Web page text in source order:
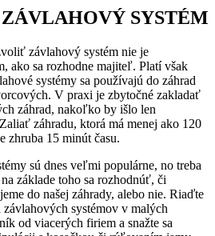
SYSTÉM
závlahový systém nie je
ako sa rozhodne majiteľ. Platí však
systémy sa používajú do záhrad
V praxi je zbytočné zakladať
záhrad, nakoľko by išlo len
záhradu, ktorá má menej ako 120
zhruba 15 minút času.
sú dnes veľmi populárne, no treba
základe toho sa rozhodnúť, či
do našej záhrady, alebo nie. Riaďte
systémov v malých
od viacerých firiem a snažte sa